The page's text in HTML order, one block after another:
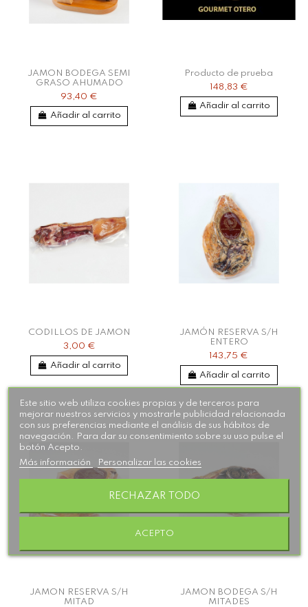
JAMON BODEGA SEMI
GRASO AHUMADO
93,40 €
Añadir al carrito
Producto de prueba
148,83 €
Añadir al carrito
CODILLOS DE JAMON
3,00 €
Añadir al carrito
JAMÓN RESERVA S/H
ENTERO
143,75 €
Añadir al carrito
JAMON RESERVA S/H
MITAD
JAMON BODEGA S/H
MITADES
Este sitio web utiliza cookies propias y de terceros para
mejorar nuestros servicios y mostrarle publicidad relacionada
con sus preferencias mediante el análisis de sus hábitos de
navegación. Para dar su consentimiento sobre su uso pulse el
botón Acepto.
Más información
Personalizar las cookies
RECHAZAR TODO
ACEPTO